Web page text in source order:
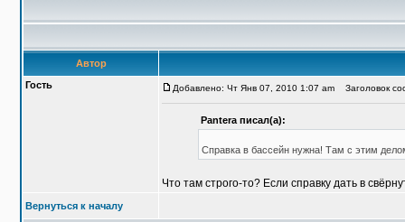
Автор
Гость
Добавлено: Чт Янв 07, 2010 1:07 am Заголовок
Pantera писал(а):
Справка в бассейн нужна! Там с этим
Что там строго-то? Если справку дать в
Вернуться к началу